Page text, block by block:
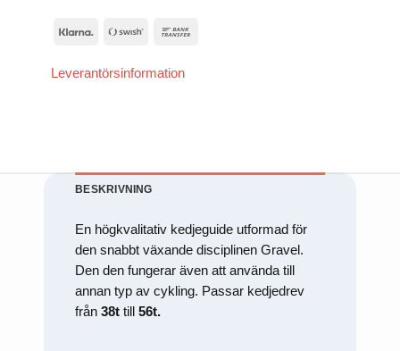
Klarna
Swish
Leverantörsinformation
BESKRIVNING
En högkvalitativ kedjeguide utformad för
den snabbt växande disciplinen Gravel.
Den den fungerar även att använda till
annan typ av cykling. Passar kedjedrev
från38t till56t.
att försvinna
beteende när du
surfar ökar du
anpassat innehåll
och erbjudanden.